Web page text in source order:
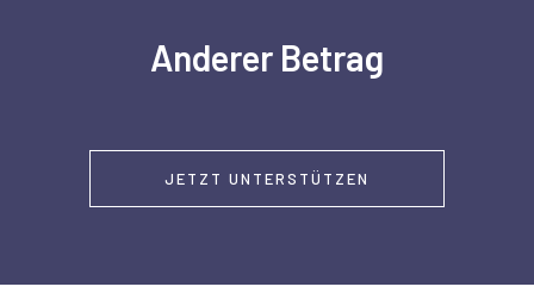
Anderer Betrag
JETZT UNTERSTÜTZEN